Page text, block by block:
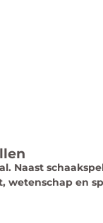
Naast
wetenschap en